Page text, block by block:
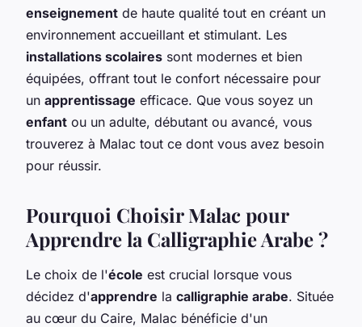
enseignement de haute qualité tout en créant un
environnement accueillant et stimulant. Les
installations scolaires sont modernes et bien
équipées, offrant tout le confort nécessaire pour
un apprentissage efficace. Que vous soyez un
enfant ou un adulte, débutant ou avancé, vous
trouverez à Malac tout ce dont vous avez besoin
pour réussir.
Pourquoi Choisir Malac pour
Apprendre la Calligraphie Arabe ?
Le choix de l'école est crucial lorsque vous
décidez d'apprendre la calligraphie arabe. Située
au cœur du Caire, Malac bénéficie d'un